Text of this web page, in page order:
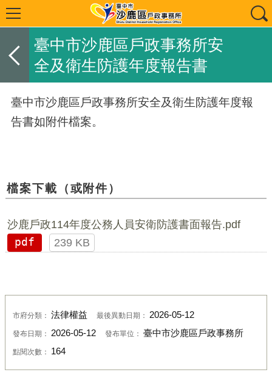
臺中市沙鹿區戶政事務所安
全及衛生防護年度報告書
臺中市沙鹿區戶政事務所安全及衛生防護年度報
告書如附件檔案。
檔案下載（或附件）
沙鹿戶政114年度公務人員安衛防護書面報告.pdf
pdf
239 KB
市府分類： 法律權益 最後異動日期： 2026-05-12
發布日期： 2026-05-12 發布單位： 臺中市沙鹿區戶政事務所
點閱次數： 164